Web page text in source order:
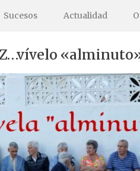
Sucesos Actualidad